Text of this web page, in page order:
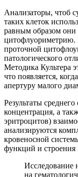
Анализаторы, чтоб
таких клеток
равным образом
цитофлуориметрию.
проточной
патологического
Методика Культера
что появляется,
апертуру малого
Результаты
концентрация, а
эритроцитов)
анализируются
кровеносной
функций и строения
Исследование
на